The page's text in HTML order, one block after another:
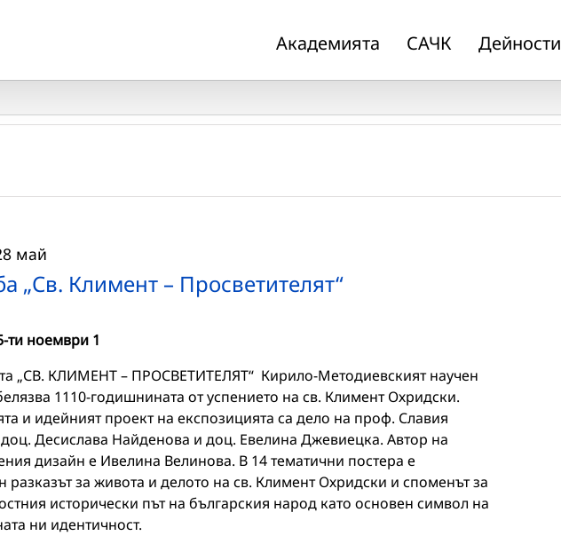
Академията САЧК Дейности
„Св. Климент – Просветителят“
май
ти ноември 1
„СВ. КЛИМЕНТ – ПРОСВЕТИТЕЛЯТ“ Кирило-Методиевският научен
1110-годишнината от успението на св. Климент Охридски.
и идейният проект на експозицията са дело на проф. Славия
Десислава Найденова и доц. Евелина Джевиецка. Автор на
дизайн е Ивелина Велинова. В 14 тематични постера е
разказът за живота и делото на св. Климент Охридски и споменът за
исторически път на българския народ като основен символ на
ни идентичност.